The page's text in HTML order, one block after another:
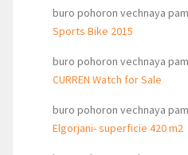
buro pohoron vechnaya
Sports Bike 2015
buro pohoron vechnaya
CURREN Watch for Sale
buro pohoron vechnaya
Elgorjani- superficie 420 m2